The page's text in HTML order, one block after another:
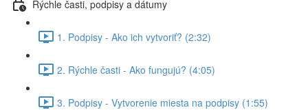
Rýchle časti, podpisy a dátumy
1. Podpisy - Ako ich vytvoriť? (2:32)
2. Rýchle časti - Ako fungujú? (4:05)
3. Podpisy - Vytvorenie miesta na podpisy (1:55)